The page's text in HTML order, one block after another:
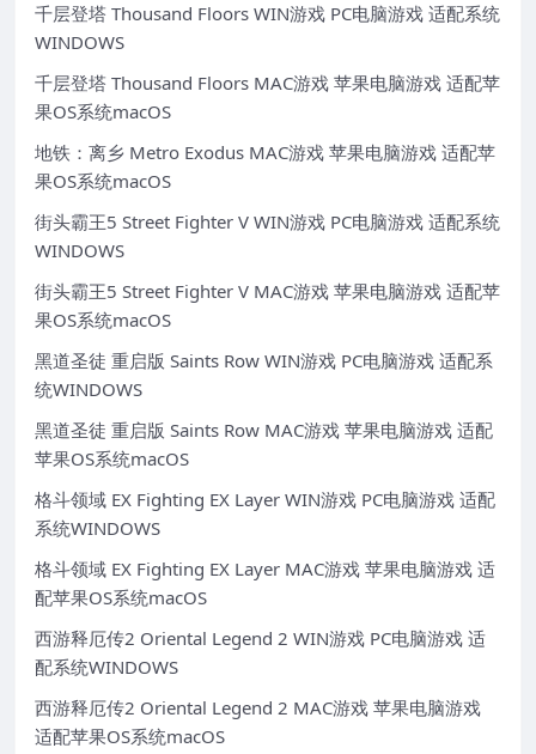
千层登塔 Thousand Floors WIN游戏 PC电脑游戏 适配系统
WINDOWS
千层登塔 Thousand Floors MAC游戏 苹果电脑游戏 适配苹
果OS系统macOS
地铁：离乡 Metro Exodus MAC游戏 苹果电脑游戏 适配苹
果OS系统macOS
街头霸王5 Street Fighter V WIN游戏 PC电脑游戏 适配系统
WINDOWS
街头霸王5 Street Fighter V MAC游戏 苹果电脑游戏 适配苹
果OS系统macOS
黑道圣徒 重启版 Saints Row WIN游戏 PC电脑游戏 适配系
统WINDOWS
黑道圣徒 重启版 Saints Row MAC游戏 苹果电脑游戏 适配
苹果OS系统macOS
格斗领域 EX Fighting EX Layer WIN游戏 PC电脑游戏 适配
系统WINDOWS
格斗领域 EX Fighting EX Layer MAC游戏 苹果电脑游戏 适
配苹果OS系统macOS
西游释厄传2 Oriental Legend 2 WIN游戏 PC电脑游戏 适
配系统WINDOWS
西游释厄传2 Oriental Legend 2 MAC游戏 苹果电脑游戏
适配苹果OS系统macOS